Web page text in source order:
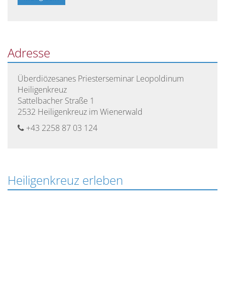
leer.
Adresse
Überdiözesanes Priesterseminar Leopoldinum
Heiligenkreuz
Sattelbacher Straße 1
2532 Heiligenkreuz im Wienerwald
+43 2258 87 03 124
Heiligenkreuz erleben